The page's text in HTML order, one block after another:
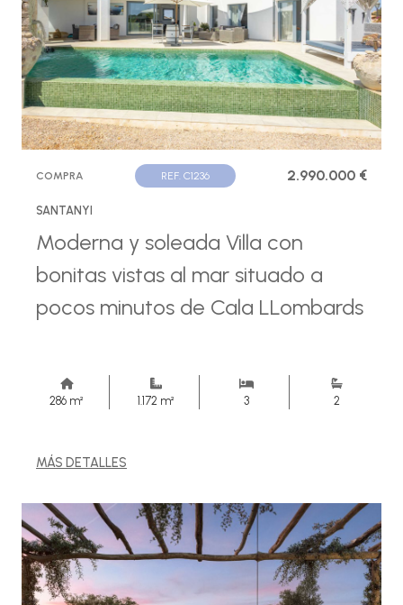
COMPRA REF. C1236 2.990.000 €
SANTANYI
Moderna y soleada Villa con
bonitas vistas al mar situado a
pocos minutos de Cala LLombards
286 m² 1.172 m² 3 2
MÁS DETALLES